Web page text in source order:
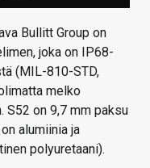
Bullitt Group on
joka on IP68-
(MIL-810-STD,
melko
S52 on 9,7 mm paksu
alumiinia ja
polyuretaani).